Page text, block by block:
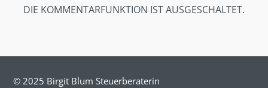
DIE KOMMENTARFUNKTION IST AUSGESCHALTET.
© 2025 Birgit Blum Steuerberaterin